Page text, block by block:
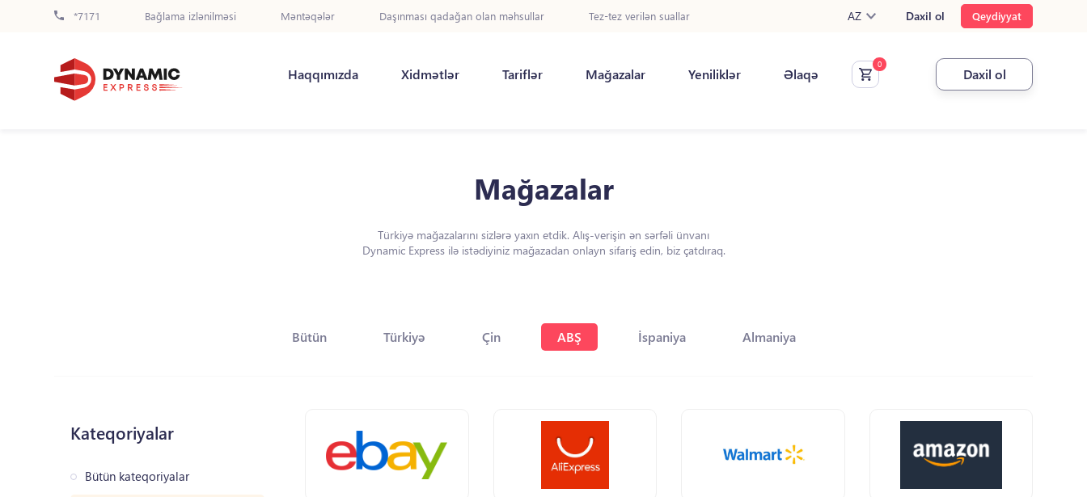
*7171 Bağlama izlənilməsi Məntəqələr Daşınması qadağan olan məhsullar Tez-tez verilən suallar AZ Daxil ol Qeydiyyat
Haqqımızda Xidmətlər Tariflər Mağazalar Yeniliklər Əlaqə Daxil ol
Mağazalar
Türkiyə mağazalarını sizlərə yaxın etdik. Alış-verişin ən sərfəli ünvanı
Dynamic Express ilə istədiyiniz mağazadan onlayn sifariş edin, biz çatdıraq.
Bütün Türkiyə Çin ABŞ İspaniya Almaniya
Kateqoriyalar
Bütün kateqoriyalar